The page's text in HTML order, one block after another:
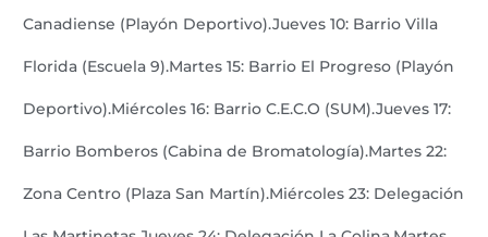
Canadiense (Playón Deportivo).Jueves 10: Barrio Villa
Florida (Escuela 9).Martes 15: Barrio El Progreso (Playón
Deportivo).Miércoles 16: Barrio C.E.C.O (SUM).Jueves 17:
Barrio Bomberos (Cabina de Bromatología).Martes 22:
Zona Centro (Plaza San Martín).Miércoles 23: Delegación